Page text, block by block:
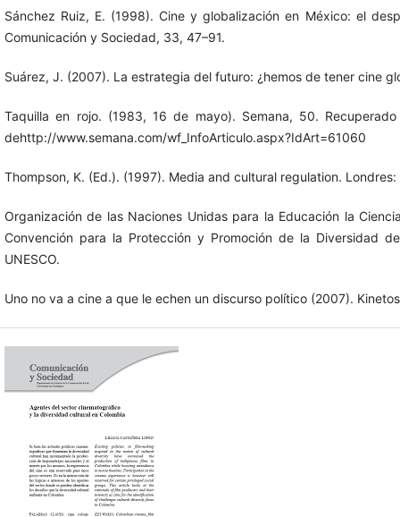
Sánchez Ruiz, E. (1998). Cine y globalización en México: el
Comunicación y Sociedad, 33, 47–91.
Suárez, J. (2007). La estrategia del futuro: ¿hemos de tener cine
Taquilla en rojo. (1983, 16 de mayo). Semana, 50.
dehttp://www.semana.com/wf_InfoArticulo.aspx?IdArt=61060
Thompson, K. (Ed.). (1997). Media and cultural regulation. Londres:
Organización de las Naciones Unidas para la Educación la
Convención para la Protección y Promoción de la Diversidad
UNESCO.
Uno no va a cine a que le echen un discurso político (2007).